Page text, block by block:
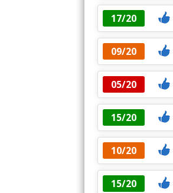
17/20
09/20
05/20
15/20
10/20
15/20